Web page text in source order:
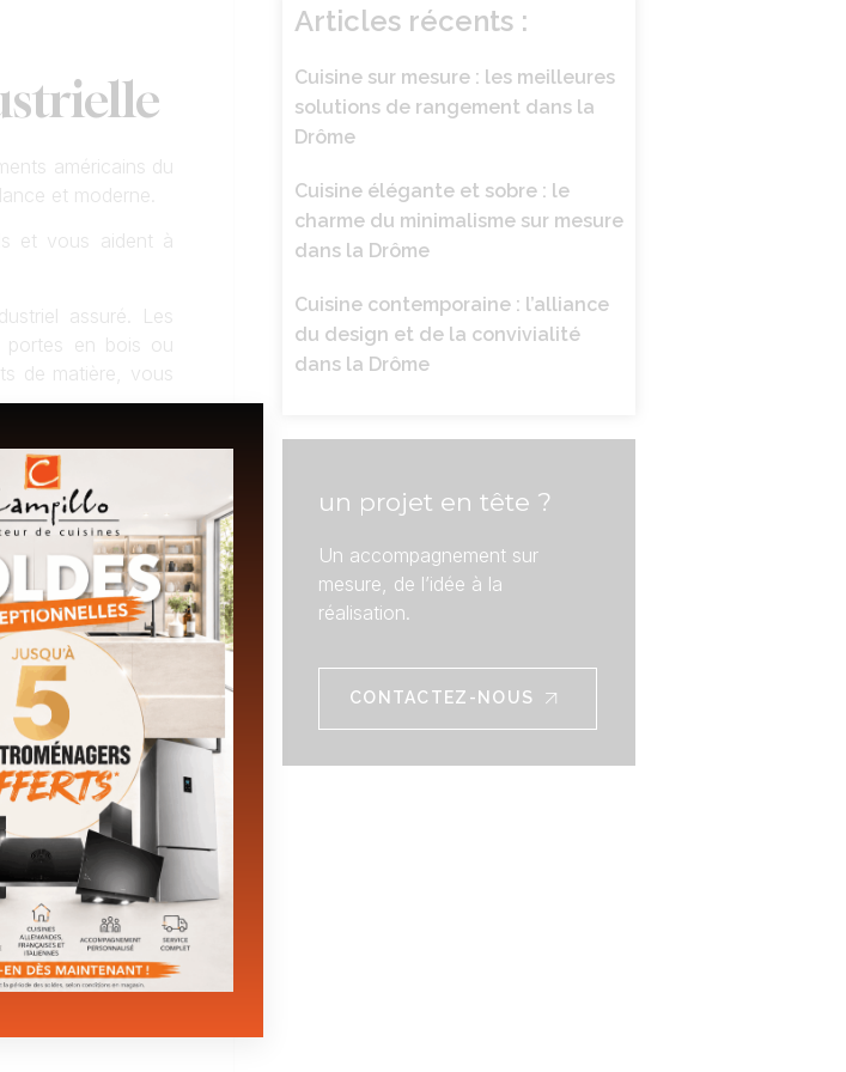
américains du
et moderne.
et vous aident à
assuré. Les
portes en bois ou
de matière, vous
à Pierrelatte
avec le style
des matériaux
beige ou même le
de votre
ou encore des
! Adoucissez
arrondis qui
tout en apportant
décoratrices
prendre rendez-
Articles récents :
Cuisine sur mesure : les meilleures
solutions de rangement dans la
Drôme
Cuisine élégante et sobre : le
charme du minimalisme sur mesure
dans la Drôme
Cuisine contemporaine : l’alliance
du design et de la convivialité
dans la Drôme
un projet en tête ?
Un accompagnement sur
mesure, de l’idée à la
réalisation.
CONTACTEZ-NOUS